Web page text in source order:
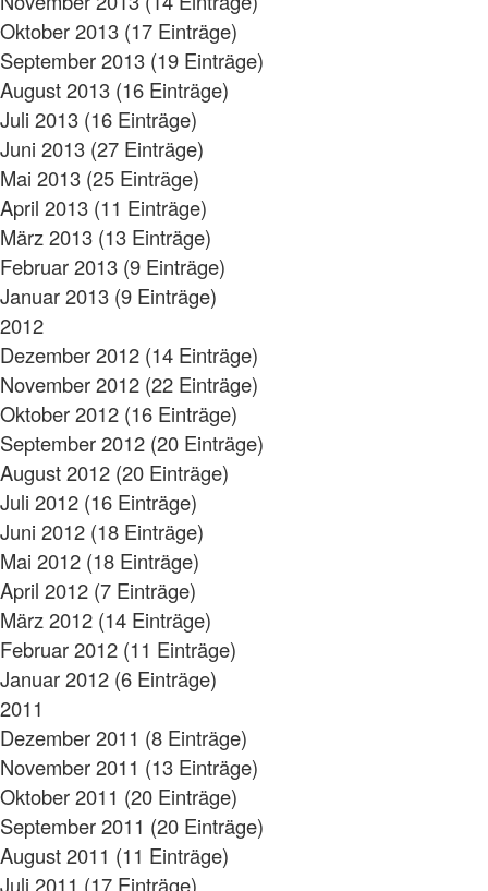
Oktober 2013 (17 Einträge)
September 2013 (19 Einträge)
August 2013 (16 Einträge)
Juli 2013 (16 Einträge)
Juni 2013 (27 Einträge)
Mai 2013 (25 Einträge)
April 2013 (11 Einträge)
März 2013 (13 Einträge)
Februar 2013 (9 Einträge)
Januar 2013 (9 Einträge)
2012
Dezember 2012 (14 Einträge)
November 2012 (22 Einträge)
Oktober 2012 (16 Einträge)
September 2012 (20 Einträge)
August 2012 (20 Einträge)
Juli 2012 (16 Einträge)
Juni 2012 (18 Einträge)
Mai 2012 (18 Einträge)
April 2012 (7 Einträge)
März 2012 (14 Einträge)
Februar 2012 (11 Einträge)
Januar 2012 (6 Einträge)
2011
Dezember 2011 (8 Einträge)
November 2011 (13 Einträge)
Oktober 2011 (20 Einträge)
September 2011 (20 Einträge)
August 2011 (11 Einträge)
Juli 2011 (17 Einträge)